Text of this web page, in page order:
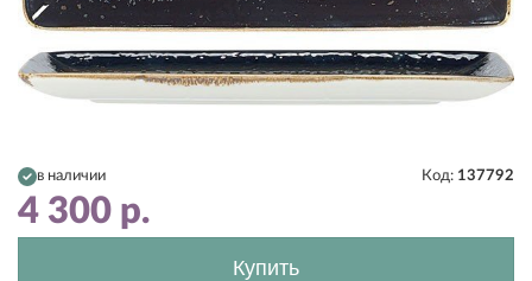
в наличии Код: 137792
4 300 р.
Купить